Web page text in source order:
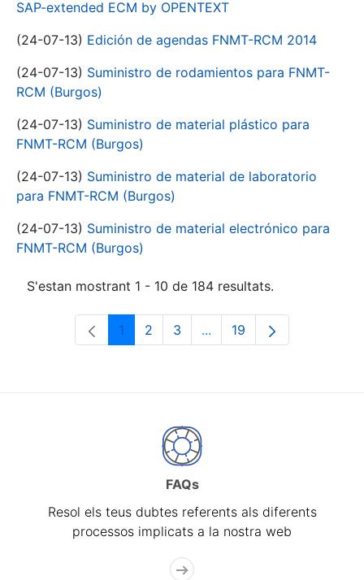
SAP-extended ECM by OPENTEXT
(24-07-13) Edición de agendas FNMT-RCM 2014
(24-07-13) Suministro de rodamientos para FNMT-
RCM (Burgos)
(24-07-13) Suministro de material plástico para
FNMT-RCM (Burgos)
(24-07-13) Suministro de material de laboratorio
para FNMT-RCM (Burgos)
(24-07-13) Suministro de material electrónico para
FNMT-RCM (Burgos)
S'estan mostrant 1 - 10 de 184 resultats.
Pàgina
1 Pàgina
2 Pàgina
3 ...Pàgines intermèdies
Pàgina
19
FAQs
Resol els teus dubtes referents als diferents
processos implicats a la nostra web